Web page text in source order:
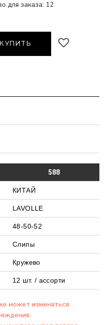
для заказа: 12
КУПИТЬ
588
КИТАЙ
LAVOLLE
48-50-52
Слипы
Кружево
12 шт. / ассорти
может изменяться